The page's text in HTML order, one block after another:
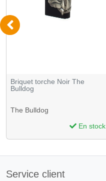
Briquet torche Noir The
Bulldog
The Bulldog
En stock
Service client